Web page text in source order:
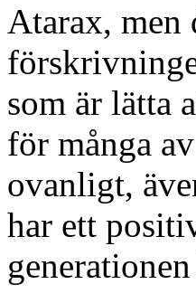
Atarax, men
som är lätta
för många
ovanligt,
har ett